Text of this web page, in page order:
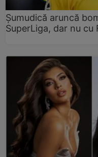
Șumudică aruncă
SuperLiga, dar nu cu